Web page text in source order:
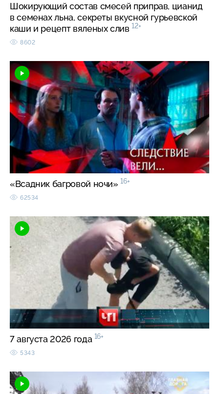
Шокирующий состав смесей приправ, цианид
в семенах льна, секреты вкусной гурьевской
каши и рецепт вяленых слив 12+
8602
«Всадник багровой ночи» 16+
62534
7 августа 2026 года 16+
5343